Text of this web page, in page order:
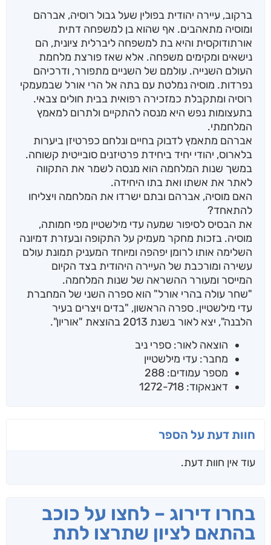
ברקוב, עיירה יהודית בפולין שעל גבול רוסיה, אברהם
ומוסיה מתאהבים. אף שהוא בן למשפחה דתית
אורתודוקסית והיא בת למשפחה ליברלית ציונית, הם
נישאים ומקימים משפחה. אלא שאז פורצת מלחמת
העולם השנייה. עולמם של השניים מתפורר, ודרכיהם
נפרדות. מוסיה נמלטת עם בתה אל הרי אורל שבמעמקי
רוסיה ומתקבלת כמזכירה רפואית בבית חולים צבאי.
בתעצומות נפש היא מנסה להתקיים ולתרום למאמץ
המלחמתי.
אברהם מתאמץ לדבוק בחיים ונלחם כפרטיזן ביערות
בלארוס, יהודי יחיד ביחידת פרטיזנים סובייטית קשוחה.
במשך שנות המלחמה הוא מנסה לשמר את התקווה
לאתר את אשתו ואת בתו היחידה.
האם מוסיה, אברהם ובתם ישרדו את המלחמה ויצליחו
להתאחד?
את הבסיס לסיפור שמעה עדי מילשטיין מפי חמותה,
מוסיה. בזכות מחקר מעמיק על התקופה ובעזרת דמיונה
השלימה אותו לרומן יפהפה ומיוחד המעניק תמונת עולם
עשירה ומורכבת של העיירה היהודית בצד הקיום
המייסר ומעורר ההשראה של שנות המלחמה.
"שחר עולה בהרי אורל" הוא ספרה השני של המחברת
עדי מילשטיין. ספרה הראשון, "בדים ויצרים בעיר
הלבנה", יצא לאור בשנת 2013 בהוצאת "אוריון".
הוצאה לאור: ספרי ניב
מחבר: עדי מילשטיין
מספר עמודים: 288
דאנאקוד: 1272-718
חוות דעת על הספר
עוד אין חוות דעת.
בחרו דירוג – לחצו על כוכב
בהתאם לציון שתרצו לתת